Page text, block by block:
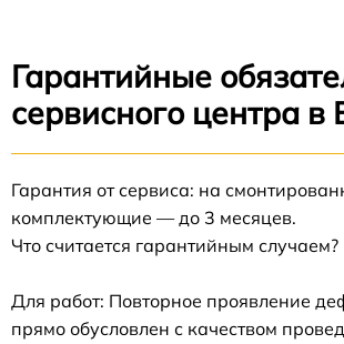
Гарантийные
сервисного центра в
Гарантия от сервиса: на
комплектующие — до 3 месяцев.
Что считается гарантийным случаем?
Для работ: Повторное проявление
прямо обусловлен с качеством